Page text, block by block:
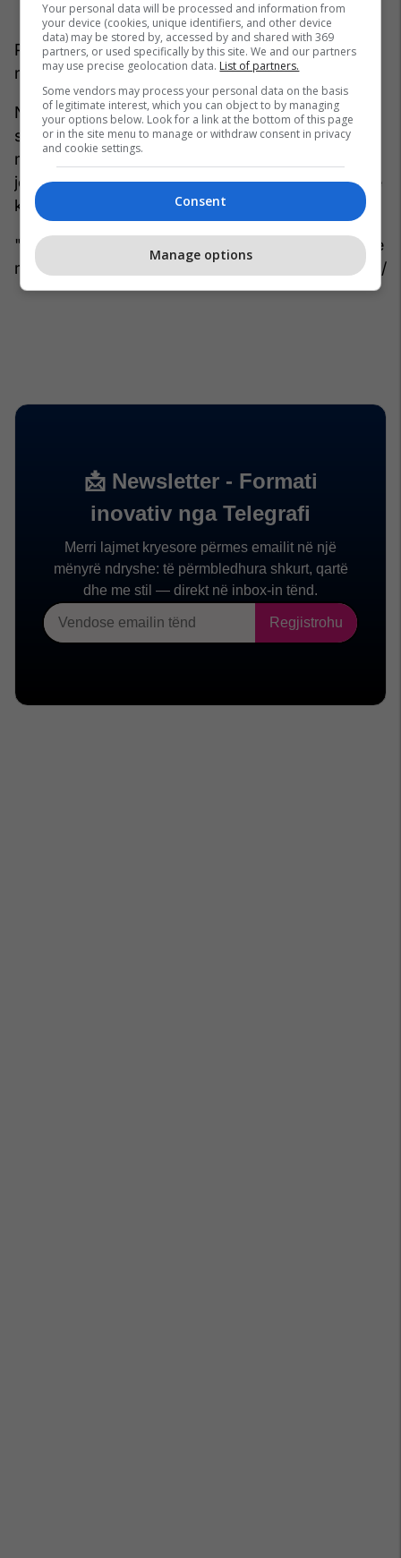
Por nuk ka garanci se ilaçi do të funksionojë tek
njerëzit.
Në këtë kontekst, për momentin, studiuesit
sugjeruan që njerëzit të shqetësohen më pak për
mënyrat hipotetike për të rritur kohëzgjatjen e
jetës së tyre dhe në vend të kësaj të sigurohen që
koha që u ka mbetur të jetohet mirë.
"Fokusi duhet të jetë në zgjatjen e numrit të viteve
me shëndet të mirë", thotë Bellantuono. /
Telegrafi /
Your personal data will be processed and information from
your device (cookies, unique identifiers, and other device
data) may be stored by, accessed by and shared with 369
partners, or used specifically by this site. We and our partners
may use precise geolocation data. List of partners.
Some vendors may process your personal data on the basis
of legitimate interest, which you can object to by managing
your options below. Look for a link at the bottom of this page
or in the site menu to manage or withdraw consent in privacy
and cookie settings.
Consent
Manage options